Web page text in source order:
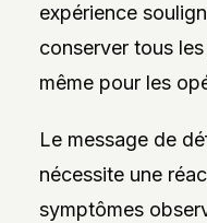
expérience
conserver tous
même pour les
Le message de
nécessite une
symptômes